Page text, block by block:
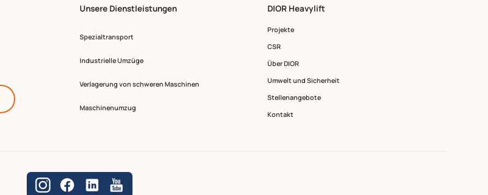
Unsere Dienstleistungen
Spezialtransport
Industrielle Umzüge
Verlagerung von schweren Maschinen
Maschinenumzug
DIOR Heavylift
Projekte
CSR
Über DIOR
Umwelt und Sicherheit
Stellenangebote
Kontakt